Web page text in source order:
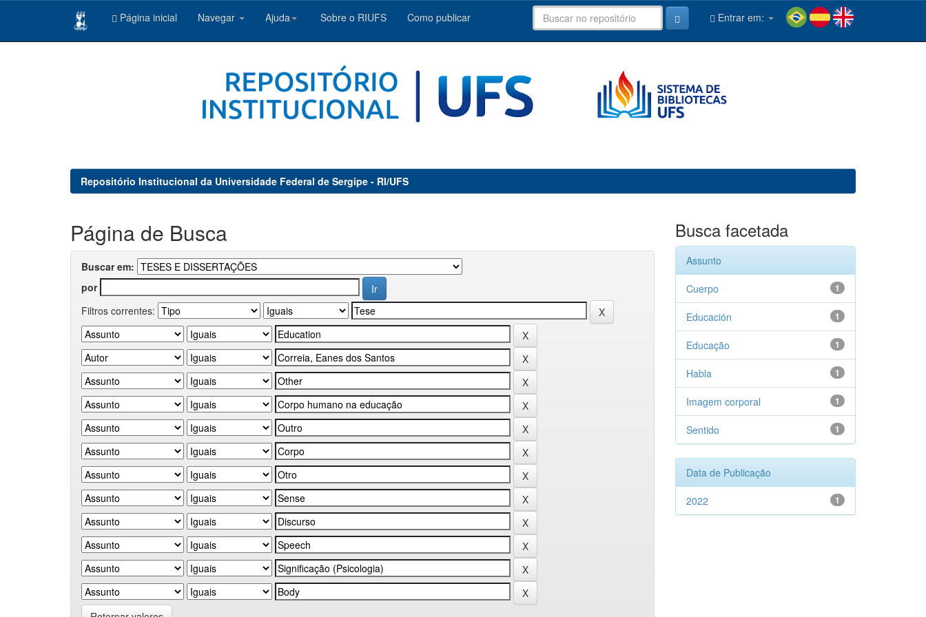
Página inicial Navegar Ajuda Sobre o RIUFS Como publicar Entrar em:
Repositório Institucional da Universidade Federal de Sergipe - RI/UFS
Página de Busca
Buscar em:
por
Filtros correntes:
Busca facetada
Assunto
1
Cuerpo
1
Educación
1
Educação
1
Habla
1
Imagem corporal
1
Sentido
Data de Publicação
1
2022